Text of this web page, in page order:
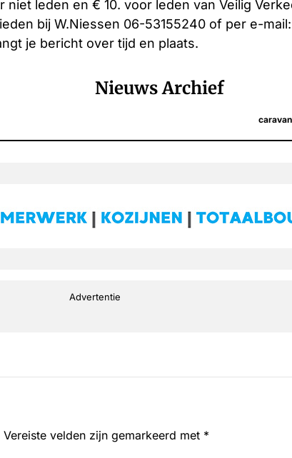
leden en € 10. voor leden van Veilig
bij W.Niessen 06-53155240 of per e-mail:
je bericht over tijd en plaats.
Nieuws Archief
caravan
Advertentie
Vereiste velden zijn gemarkeerd met *